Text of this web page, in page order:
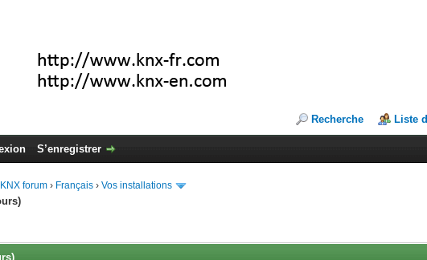
Recherche Liste
S’enregistrer
forum › Français ›Vos installations